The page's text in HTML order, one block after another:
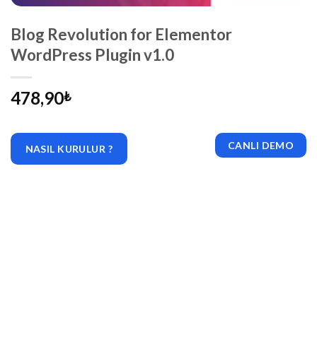
Blog Revolution for Elementor
WordPress Plugin v1.0
478,90₺
NASIL KURULUR ? CANLI DEMO